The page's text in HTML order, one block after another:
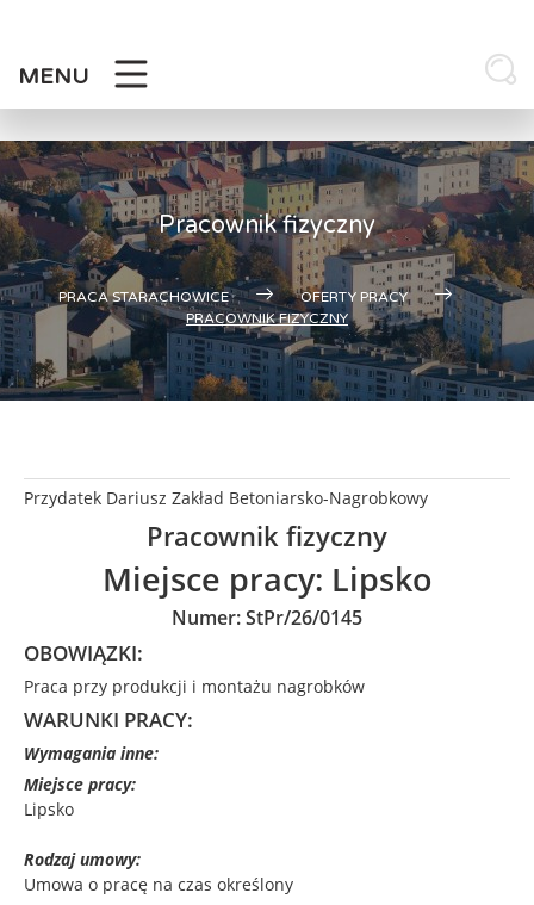
MENU
Pracownik fizyczny
PRACA STARACHOWICE
OFERTY PRACY
PRACOWNIK FIZYCZNY
Przydatek Dariusz Zakład Betoniarsko-Nagrobkowy
Pracownik fizyczny
Miejsce pracy: Lipsko
Numer: StPr/26/0145
OBOWIĄZKI:
Praca przy produkcji i montażu nagrobków
WARUNKI PRACY:
Wymagania inne:
Miejsce pracy:
Lipsko
Rodzaj umowy:
Umowa o pracę na czas określony